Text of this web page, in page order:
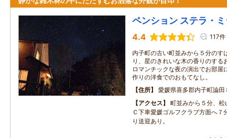
ペンション ステラ・
4.4 117件
内子町の古い町並みから５分のす
り、星のきれいな木の香りのする
ロマンチックな夜の演出でお部屋
作りの洋食でのおもてなし。
住所
愛媛県喜多郡内子町論田
アクセス
町並みから５分、
Ｃ下車愛媛ゴルフクラブ方面へ７
り送迎あり。